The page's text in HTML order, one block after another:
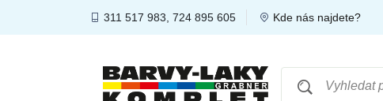
311 517 983, 724 895 605 Kde nás najdete?